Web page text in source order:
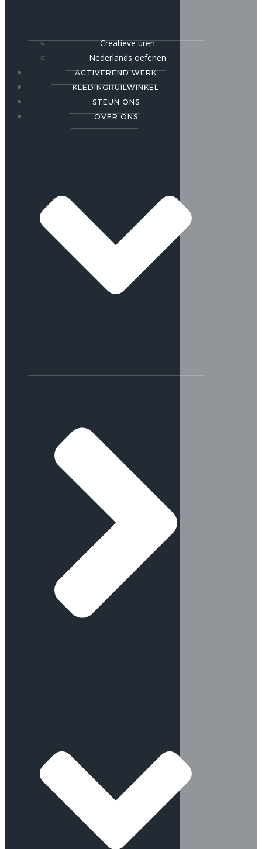
Creatieve uren
Nederlands oefenen
ACTIVEREND WERK
KLEDINGRUILWINKEL
STEUN ONS
OVER ONS